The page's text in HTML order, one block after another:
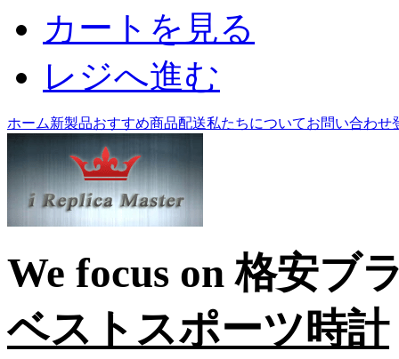
カートを見る
レジへ進む
ホーム新製品おすすめ商品配送私たちについてお問い合わせ
We focus on格安ブ
ベストスポーツ時計